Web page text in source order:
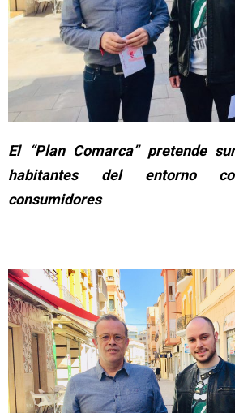
El “Plan Comarca” pretende
habitantes del entorno
consumidores